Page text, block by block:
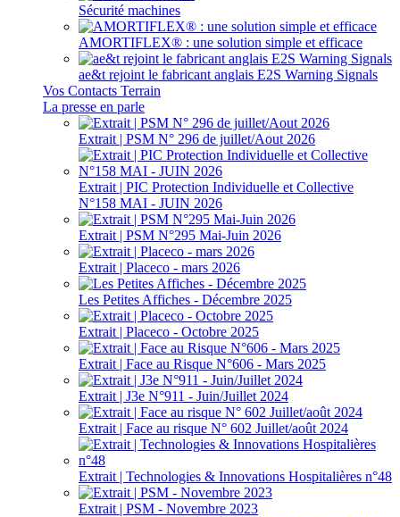
Sécurité machines
AMORTIFLEX® : une solution simple et efficace
ae&t rejoint le fabricant anglais E2S Warning Signals
Vos Contacts Terrain
La presse en parle
Extrait | PSM N° 296 de juillet/Aout 2026
Extrait | PIC Protection Individuelle et Collective
N°158 MAI - JUIN 2026
Extrait | PSM N°295 Mai-Juin 2026
Extrait | Placeco - mars 2026
Les Petites Affiches - Décembre 2025
Extrait | Placeco - Octobre 2025
Extrait | Face au Risque N°606 - Mars 2025
Extrait | J3e N°911 - Juin/Juillet 2024
Extrait | Face au risque N° 602 Juillet/août 2024
Extrait | Technologies & Innovations Hospitalières n°48
Extrait | PSM - Novembre 2023